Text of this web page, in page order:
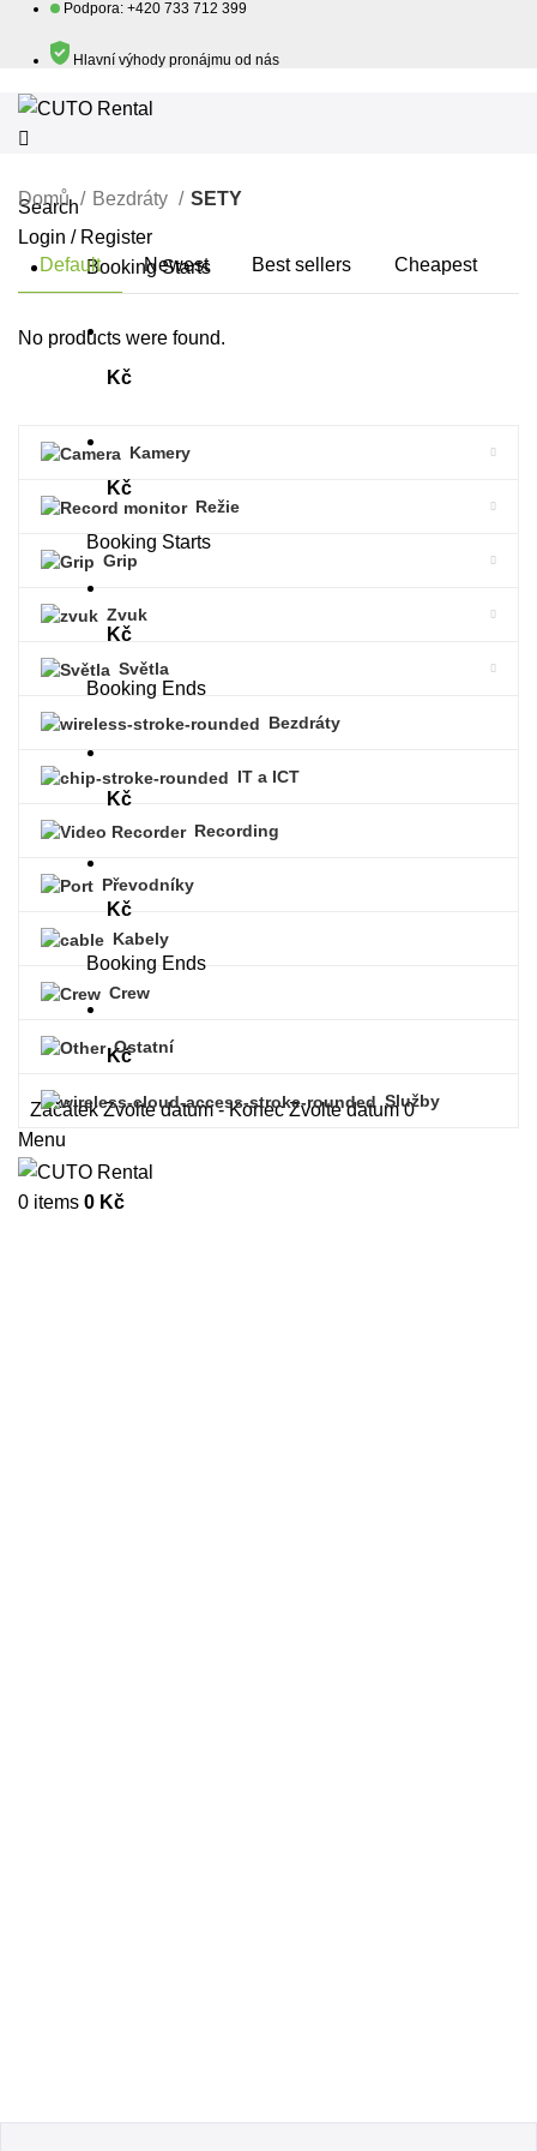
Podpora: +420 733 712 399
Hlavní výhody pronájmu od nás
Search
Login / Register
Booking Starts
Kč
Kč
Booking Starts
Kč
Booking Ends
Kč
Kč
Booking Ends
Kč
Začátek Zvolte datum - Konec Zvolte datum 0
Menu
0 items 0 Kč
Kamery
Režie
Grip
Zvuk
Světla
Bezdráty
IT a ICT
Recording
Převodníky
Kabely
Crew
Ostatní
Služby
Domů Bezdráty SETY
Default Newest Best sellers Cheapest
No products were found.